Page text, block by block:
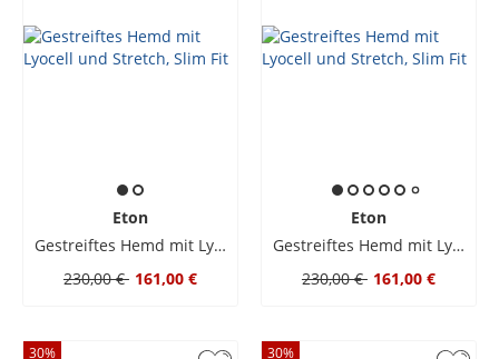
Eton
Gestreiftes Hemd mit Lyocell und Stretch, Slim Fit
230,00 € 161,00 €
Eton
Gestreiftes Hemd mit Lyocell und Stretch, Slim Fit
230,00 € 161,00 €
30% 30%